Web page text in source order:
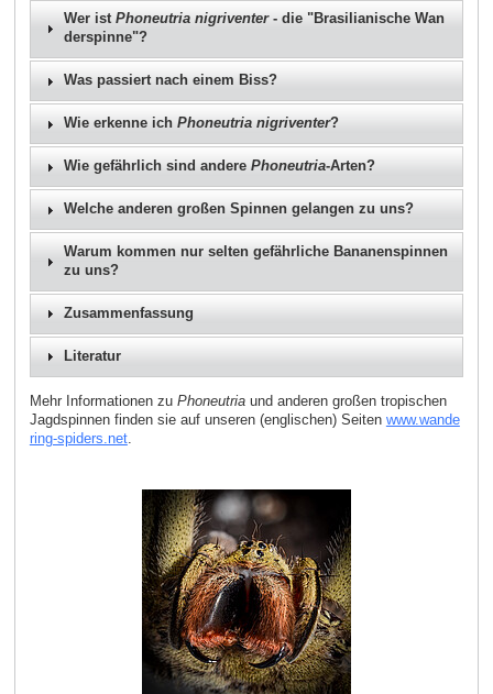
Wer istPhoneutria nigriventer- die "Brasilianische Wan
derspinne"?
Was passiert nach einem Biss?
Wie erkenne ichPhoneutria nigriventer?
Wie gefährlich sind anderePhoneutria-Arten?
Welche anderen großen Spinnen gelangen zu uns?
Warum kommen nur selten gefährliche Bananenspinnen
zu uns?
Zusammenfassung
Literatur
Mehr Informationen zu Phoneutria und anderen großen tropischen
Jagdspinnen finden sie auf unseren (englischen) Seiten www.wande
ring-spiders.net.